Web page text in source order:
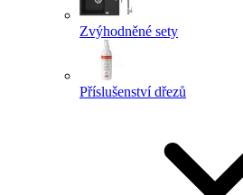
Zvýhodněné sety
Příslušenství dřezů